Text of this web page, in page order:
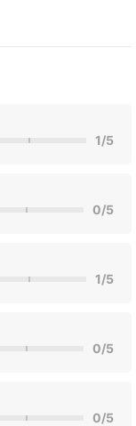
1/5
0/5
1/5
0/5
0/5